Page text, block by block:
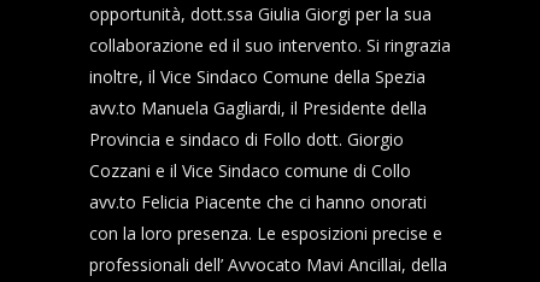
opportunità, dott.ssa Giulia Giorgi per la sua
collaborazione ed il suo intervento. Si ringrazia
inoltre, il Vice Sindaco Comune della Spezia
avv.to Manuela Gagliardi, il Presidente della
Provincia e sindaco di Follo dott. Giorgio
Cozzani e il Vice Sindaco comune di Collo
avv.to Felicia Piacente che ci hanno onorati
con la loro presenza. Le esposizioni precise e
professionali dell’ Avvocato Mavi Ancillai, della